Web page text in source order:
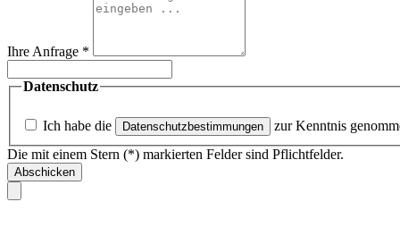
Ihre Anfrage *
Datenschutz
Ich habe die Datenschutzbestimmungen
zur Kenntnis
Die mit einem Stern (*) markierten Felder sind Pflichtfelder.
Abschicken